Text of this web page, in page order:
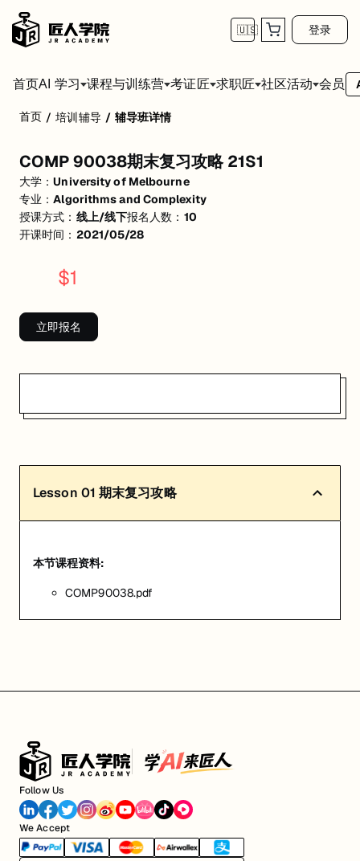
🇺🇸 登录
首页AI 学习 课程与训练营 考证匠 求职匠 社区活动 会员
活动形式: 线上/线下
开始日期: 2021/5/28
已有 10 名同学报名参加
Algorithms and Complexity
匠人学院提供高质量的IT培训课程和Workshop，帮助学员掌握实用技能
首页 / 培训辅导 / 辅导班详情
COMP 90038期末复习攻略 21S1
大学：University of Melbourne
专业：Algorithms and Complexity
授课方式： 线上/线下报名人数： 10
开课时间： 2021/05/28
$1
立即报名
Lesson 01 期末复习攻略
本节课程资料:
COMP90038.pdf
Follow Us
We Accept